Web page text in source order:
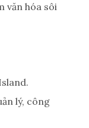
văn hóa sôi
lý, công